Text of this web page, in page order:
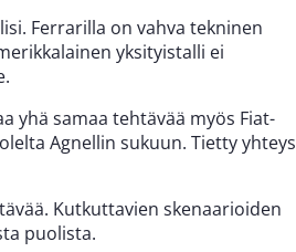
Ferrarilla on vahva tekninen
yksityistalli ei
yhä samaa tehtävää myös Fiat-
Agnellin sukuun. Tietty yhteys
Kutkuttavien skenaarioiden
puolista.